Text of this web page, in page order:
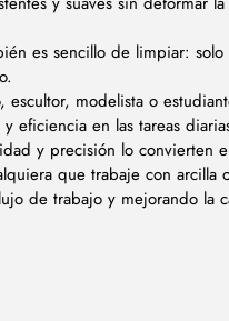
es sencillo de limpiar:
escultor, modelista o
eficiencia en las tareas
y precisión lo convierten
que trabaje con arcilla
de trabajo y mejorando la